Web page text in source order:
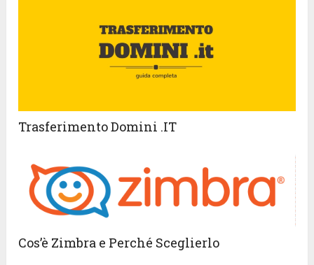
Trasferimento Domini .IT
Cos’è Zimbra e Perché Sceglierlo